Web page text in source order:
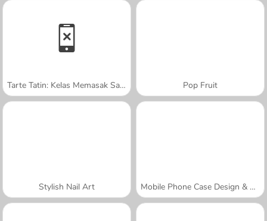
Tarte Tatin: Kelas Memasak Sara Pop Fruit
Stylish Nail Art Mobile Phone Case Design & DIY